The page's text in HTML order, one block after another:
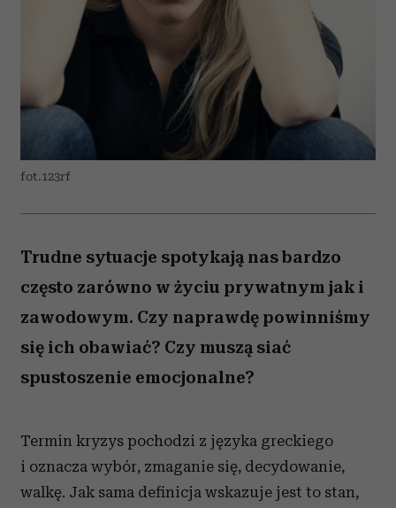
fot.123rf
Trudne sytuacje spotykają nas bardzo
często zarówno w życiu prywatnym jak i
zawodowym. Czy naprawdę powinniśmy
się ich obawiać? Czy muszą siać
spustoszenie emocjonalne?
Termin kryzys pochodzi z języka greckiego
i oznacza wybór, zmaganie się, decydowanie,
walkę. Jak sama definicja wskazuje jest to stan,